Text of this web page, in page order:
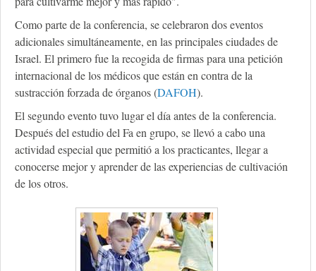
Como parte de la conferencia, se celebraron dos eventos
adicionales simultáneamente, en las principales ciudades de
Israel. El primero fue la recogida de firmas para una petición
internacional de los médicos que están en contra de la
sustracción forzada de órganos (DAFOH).
El segundo evento tuvo lugar el día antes de la conferencia.
Después del estudio del Fa en grupo, se llevó a cabo una
actividad especial que permitió a los practicantes, llegar a
conocerse mejor y aprender de las experiencias de cultivación
de los otros.